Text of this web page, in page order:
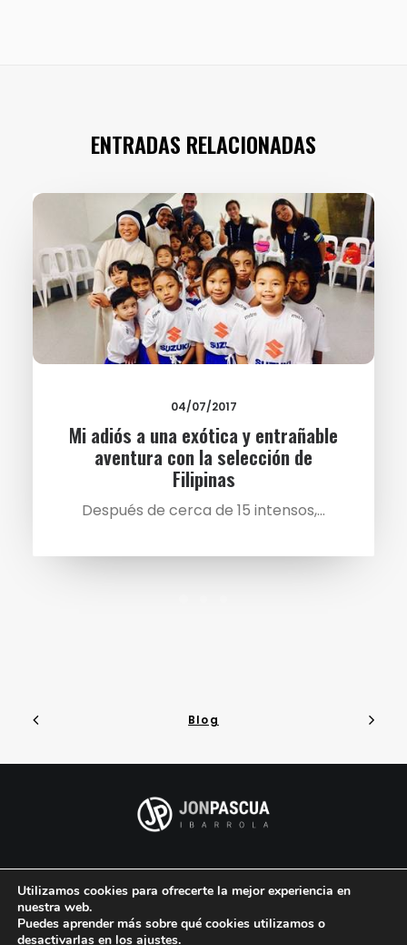
ENTRADAS RELACIONADAS
04/07/2017
Mi adiós a una exótica y entrañable
aventura con la selección de
Filipinas
Después de cerca de 15 intensos,…
Blog
Utilizamos cookies para ofrecerte la mejor experiencia en
nuestra web.
Puedes aprender más sobre qué cookies utilizamos o
desactivarlas en los ajustes.